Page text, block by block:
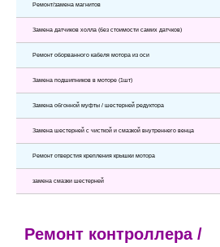
Ремонт/замена магнитов
Замена датчиков холла (без стоимости самих датчков)
Ремонт оборванного кабеля мотора из оси
Замена подшипников в моторе (1шт)
Замена обгонной муфты / шестерней редуктора
Замена шестерней с чисткой и смазкой внутреннего венца
Ремонт отверстия крепления крышки мотора
замена смазки шестерней
Ремонт контроллера /